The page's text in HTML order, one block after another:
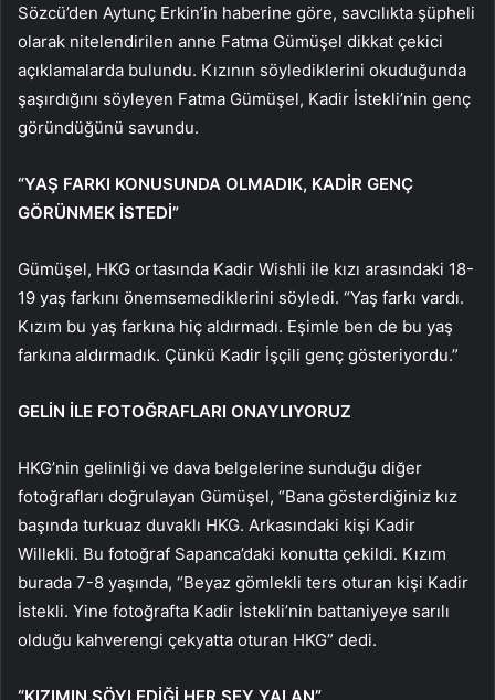
Sözcü’den Aytunç Erkin’in haberine göre, savcılıkta şüpheli
olarak nitelendirilen anne Fatma Gümüşel dikkat çekici
açıklamalarda bulundu. Kızının söylediklerini okuduğunda
şaşırdığını söyleyen Fatma Gümüşel, Kadir İstekli’nin genç
göründüğünü savundu.
“YAŞ FARKI KONUSUNDA OLMADIK, KADİR GENÇ
GÖRÜNMEK İSTEDİ”
Gümüşel, HKG ortasında Kadir Wishli ile kızı arasındaki 18-
19 yaş farkını önemsemediklerini söyledi. “Yaş farkı vardı.
Kızım bu yaş farkına hiç aldırmadı. Eşimle ben de bu yaş
farkına aldırmadık. Çünkü Kadir İşçili genç gösteriyordu.”
GELİN İLE FOTOĞRAFLARI ONAYLIYORUZ
HKG’nin gelinliği ve dava belgelerine sunduğu diğer
fotoğrafları doğrulayan Gümüşel, “Bana gösterdiğiniz kız
başında turkuaz duvaklı HKG. Arkasındaki kişi Kadir
Willekli. Bu fotoğraf Sapanca’daki konutta çekildi. Kızım
burada 7-8 yaşında, “Beyaz gömlekli ters oturan kişi Kadir
İstekli. Yine fotoğrafta Kadir İstekli’nin battaniyeye sarılı
olduğu kahverengi çekyatta oturan HKG” dedi.
“KIZIMIN SÖYLEDİĞİ HER ŞEY YALAN”